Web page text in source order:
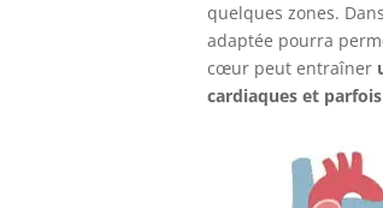
quelques zones.
adaptée pourra
cœur peut entraîner
cardiaques et